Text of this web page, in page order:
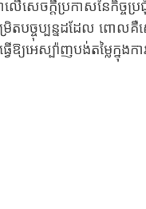
លើសេចក្តីប្រកាសនៃ​កិច្ច
រិតបច្ចុប្បន្ន​ដដែល ពោ
យអេស្ប៉ាញបង់តម្លៃ​​ក្នុ​ងក